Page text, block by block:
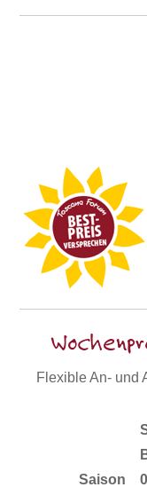
Flexible An- und
Saison